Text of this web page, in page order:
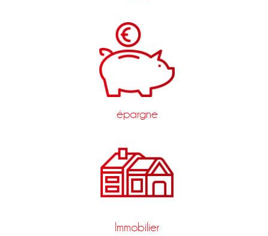
épargne
Immobilier